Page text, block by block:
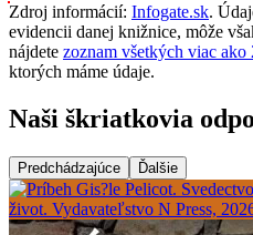
Zdroj informácií: Infogate.sk.
evidencii danej knižnice, môže
nájdete zoznam všetkých viac
ktorých máme údaje.
Naši škriatkovia
Predchádzajúce Ďalšie